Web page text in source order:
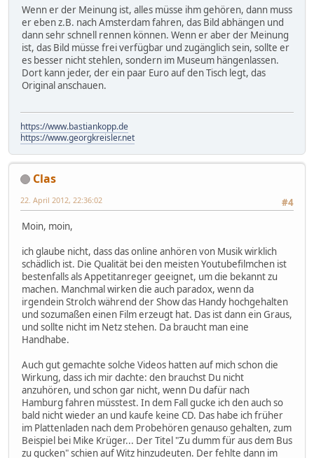
Wenn er der Meinung ist, alles müsse ihm gehören, dann muss
er eben z.B. nach Amsterdam fahren, das Bild abhängen und
dann sehr schnell rennen können. Wenn er aber der Meinung
ist, das Bild müsse frei verfügbar und zugänglich sein, sollte er
es besser nicht stehlen, sondern im Museum hängenlassen.
Dort kann jeder, der ein paar Euro auf den Tisch legt, das
Original anschauen.
https://www.bastiankopp.de
https://www.georgkreisler.net
Clas
#4
22. April 2012, 22:36:02
Moin, moin,
ich glaube nicht, dass das online anhören von Musik wirklich
schädlich ist. Die Qualität bei den meisten Youtubefilmchen ist
bestenfalls als Appetitanreger geeignet, um die bekannt zu
machen. Manchmal wirken die auch paradox, wenn da
irgendein Strolch während der Show das Handy hochgehalten
und sozumaßen einen Film erzeugt hat. Das ist dann ein Graus,
und sollte nicht im Netz stehen. Da braucht man eine
Handhabe.
Auch gut gemachte solche Videos hatten auf mich schon die
Wirkung, dass ich mir dachte: den brauchst Du nicht
anzuhören, und schon gar nicht, wenn Du dafür nach
Hamburg fahren müsstest. In dem Fall gucke ich den auch so
bald nicht wieder an und kaufe keine CD. Das habe ich früher
im Plattenladen nach dem Probehören genauso gehalten, zum
Beispiel bei Mike Krüger... Der Titel "Zu dumm für aus dem Bus
zu gucken" schien auf Witz hinzudeuten. Der fehlte dann im